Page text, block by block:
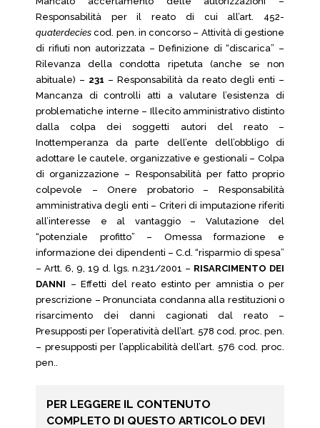
Responsabilità per il reato di cui all’art. 452-
quaterdecies cod. pen. in concorso – Attività di gestione
di rifiuti non autorizzata – Definizione di “discarica” –
Rilevanza della condotta ripetuta (anche se non
abituale) – 231 – Responsabilità da reato degli enti –
Mancanza di controlli atti a valutare l’esistenza di
problematiche interne – Illecito amministrativo distinto
dalla colpa dei soggetti autori del reato –
Inottemperanza da parte dell’ente dell’obbligo di
adottare le cautele, organizzative e gestionali – Colpa
di organizzazione – Responsabilità per fatto proprio
colpevole – Onere probatorio – Responsabilità
amministrativa degli enti – Criteri di imputazione riferiti
all’interesse e al vantaggio – Valutazione del
“potenziale profitto” – Omessa formazione e
informazione dei dipendenti – C.d. “risparmio di spesa”
– Artt. 6, 9, 19 d. lgs. n.231/2001 – RISARCIMENTO DEI
DANNI – Effetti del reato estinto per amnistia o per
prescrizione – Pronunciata condanna alla restituzioni o
risarcimento dei danni cagionati dal reato –
Presupposti per l’operatività dell’art. 578 cod. proc. pen.
– presupposti per l’applicabilità dell’art. 576 cod. proc.
pen..
PER LEGGERE IL CONTENUTO
COMPLETO DI QUESTO ARTICOLO DEVI